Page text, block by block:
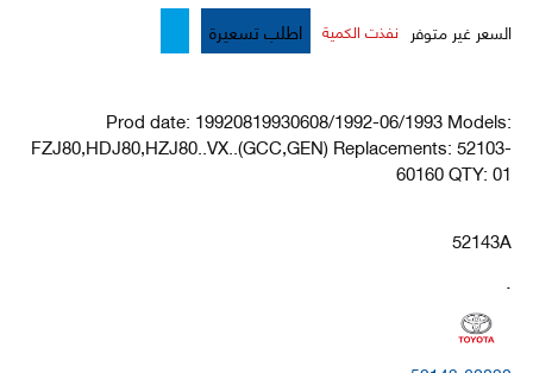
السعر غير متوفر نفذت الكمية اطلب تسعيرة
Prod date: 19920819930608/1992-06/1993 Models:
FZJ80,HDJ80,HZJ80..VX..(GCC,GEN) Replacements: 52103-
60160 QTY: 01
52143A
.